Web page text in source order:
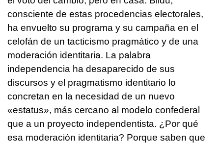
consciente de estas procedencias electorales,
ha envuelto su programa y su campaña en el
celofán de un tacticismo pragmático y de una
moderación identitaria. La palabra
independencia ha desaparecido de sus
discursos y el pragmatismo identitario lo
concretan en la necesidad de un nuevo
«estatus», más cercano al modelo confederal
que a un proyecto independentista. ¿Por qué
esa moderación identitaria? Porque saben que